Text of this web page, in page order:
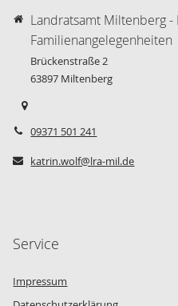
Landratsamt Miltenberg -
Familienangelegenheiten
Brückenstraße 2
63897 Miltenberg
09371 501 241
katrin.wolf@lra-mil.de
Service
Impressum